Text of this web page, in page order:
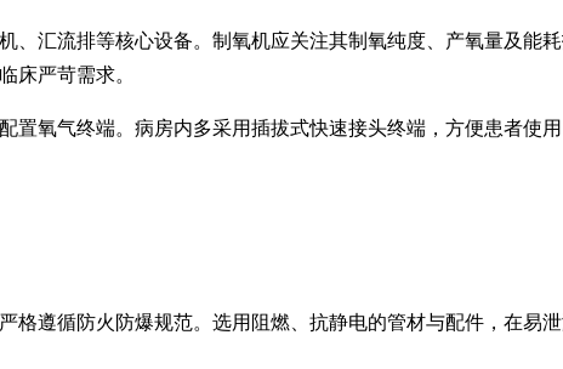
、汇流排等核心设备。制氧机应关注其制氧纯度、产氧量及能
床严苛需求。
置氧气终端。病房内多采用插拔式快速接头终端，方便患者使
格遵循防火防爆规范。选用阻燃、抗静电的管材与配件，在易